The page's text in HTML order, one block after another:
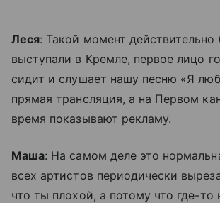
Леся: Такой момент
выступали в Кремле, первое лицо
сидит и слушает нашу песню «Я
прямая трансляция, а на Первом
время показывают рекламу.
Маша: На самом деле это
всех артистов периодически
что ты плохой, а потому что где-то